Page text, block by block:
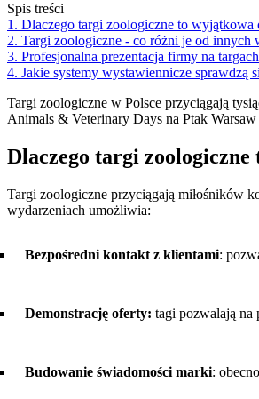
Spis treści
1. Dlaczego targi zoologiczne to
2. Targi zoologiczne - co różni je od innych
3. Profesjonalna prezentacja firmy na
4. Jakie systemy wystawiennicze sprawdzą
Targi zoologiczne w Polsce przyciągają
Animals & Veterinary Days na Ptak
Dlaczego targi
Targi zoologiczne przyciągają miłośników
wydarzeniach umożliwia:
Bezpośredni kontakt z klientami:
Demonstrację oferty: tagi pozwalają na
Budowanie świadomości marki: